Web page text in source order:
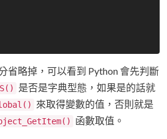
省略掉，可以看到 Python 會先判斷
是否是字典型態，如果是的話就
來取得變數的值，否則就是
函數取值。